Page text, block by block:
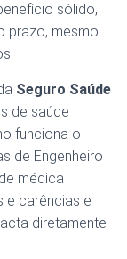
sólido,
prazo, mesmo
Seguro Saúde
de saúde
funciona o
de Engenheiro
médica
e carências e
diretamente